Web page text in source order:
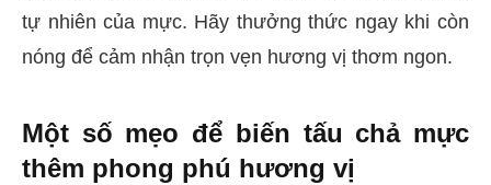
tự nhiên của mực. Hãy thưởng thức ngay khi còn
nóng để cảm nhận trọn vẹn hương vị thơm ngon.
Một số mẹo để biến tấu chả mực
thêm phong phú hương vị